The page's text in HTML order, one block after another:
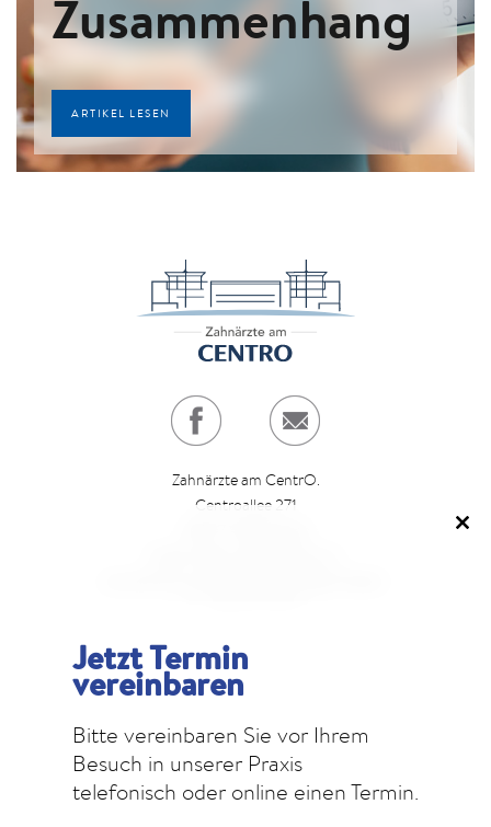
Zusammenhang
ARTIKEL LESEN
Zahnärzte am CentrO.
Centroallee 271
Öffnungszeiten:
Samstag: 09.00 - 13.00 Uhr (nach Vereinbarung)
IMPRESSUM
Jetzt Termin
vereinbaren
Bitte vereinbaren Sie vor Ihrem
Besuch in unserer Praxis
telefonisch oder online einen Termin.